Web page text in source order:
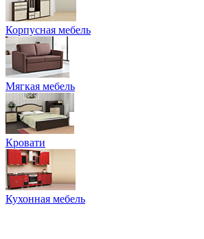
Корпусная мебель
Мягкая мебель
Кровати
Кухонная мебель